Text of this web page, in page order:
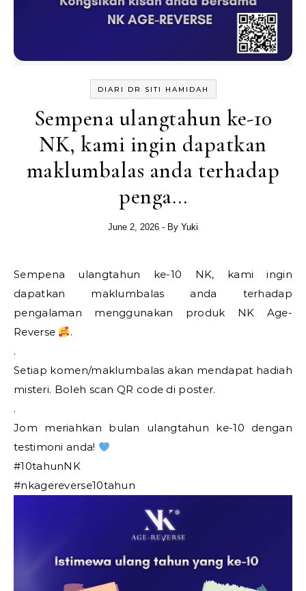
DIARI DR SITI HAMIDAH
Sempena ulangtahun ke-10
NK, kami ingin dapatkan
maklumbalas anda terhadap
penga…
June 2, 2026 - By Yuki
Sempena ulangtahun ke-10 NK, kami ingin
dapatkan maklumbalas anda terhadap
pengalaman menggunakan produk NK Age-
Reverse
.
.
Setiap komen/maklumbalas akan mendapat hadiah
misteri. Boleh scan QR code di poster.
.
Jom meriahkan bulan ulangtahun ke-10 dengan
testimoni anda!
#10tahunNK
#nkagereverse10tahun